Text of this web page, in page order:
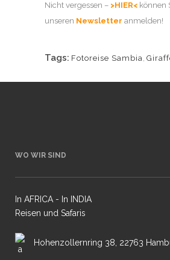
Nicht vergessen – >HIER< können
unseren Newsletter anmelden!
Tags: Fotoreise Sambia,
WO WIR SIND
In AFRICA - In INDIA
Reisen und Safaris
Hohenzollernring 38, 22763